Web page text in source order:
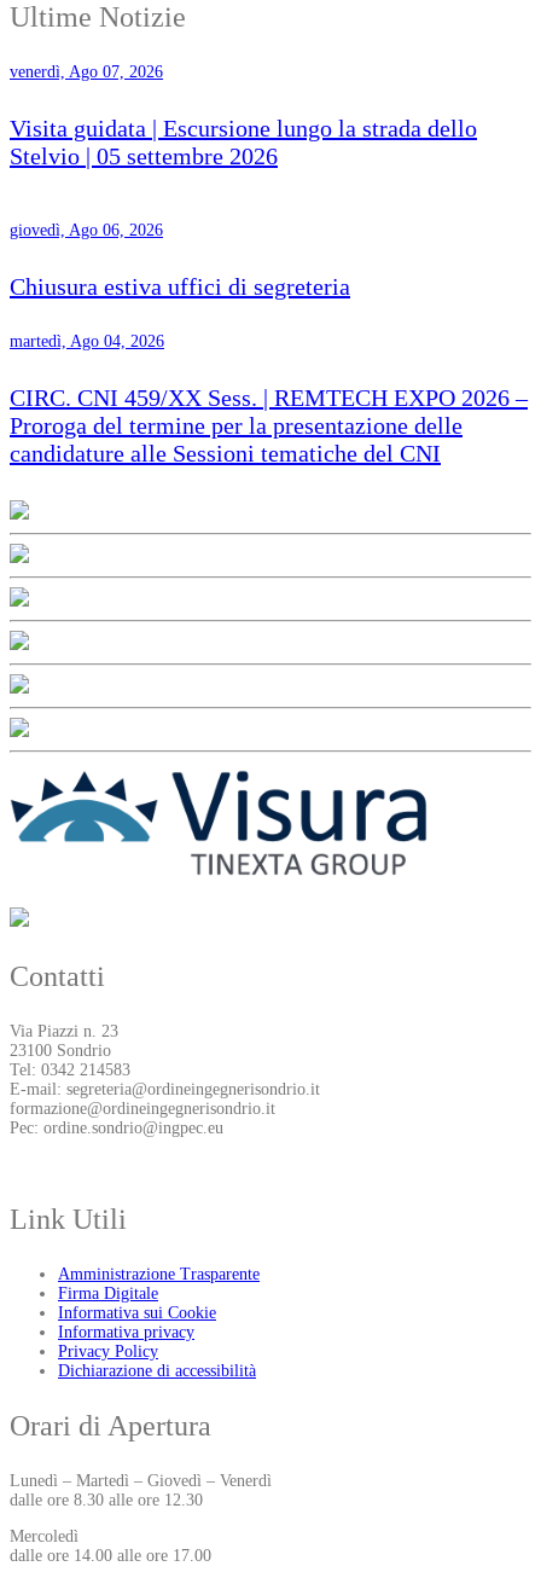
Ultime Notizie
venerdì, Ago 07, 2026
Visita guidata | Escursione lungo la strada dello
Stelvio | 05 settembre 2026
giovedì, Ago 06, 2026
Chiusura estiva uffici di segreteria
martedì, Ago 04, 2026
CIRC. CNI 459/XX Sess. | REMTECH EXPO 2026 –
Proroga del termine per la presentazione delle
candidature alle Sessioni tematiche del CNI
Contatti
Via Piazzi n. 23
23100 Sondrio
Tel: 0342 214583
E-mail: segreteria@ordineingegnerisondrio.it
formazione@ordineingegnerisondrio.it
Pec: ordine.sondrio@ingpec.eu
Link Utili
Amministrazione Trasparente
Firma Digitale
Informativa sui Cookie
Informativa privacy
Privacy Policy
Dichiarazione di accessibilità
Orari di Apertura
Lunedì – Martedì – Giovedì – Venerdì
dalle ore 8.30 alle ore 12.30
Mercoledì
dalle ore 14.00 alle ore 17.00